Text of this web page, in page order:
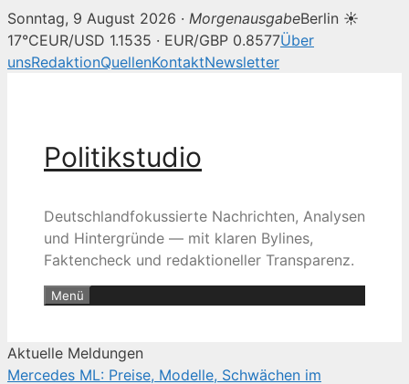
Politikstudio — UK music
Sonntag, 9 August 2026 · MorgenausgabeBerlin ☀
17°CEUR/USD 1.1535 · EUR/GBP 0.8577Über
unsRedaktionQuellenKontaktNewsletter
Politikstudio
Deutschlandfokussierte Nachrichten, Analysen
und Hintergründe — mit klaren Bylines,
Faktencheck und redaktioneller Transparenz.
Menü
Aktuelle Meldungen
Mercedes ML: Preise, Modelle, Schwächen im